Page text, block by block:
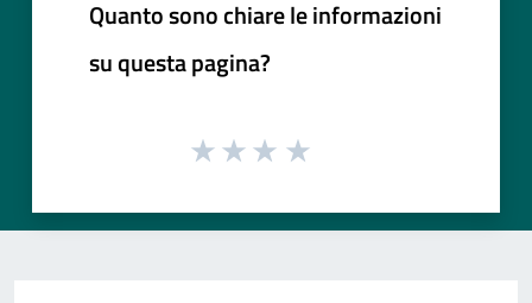
Quanto sono chiare le informazioni
su questa pagina?